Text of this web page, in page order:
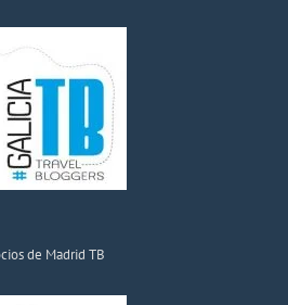
de Madrid TB